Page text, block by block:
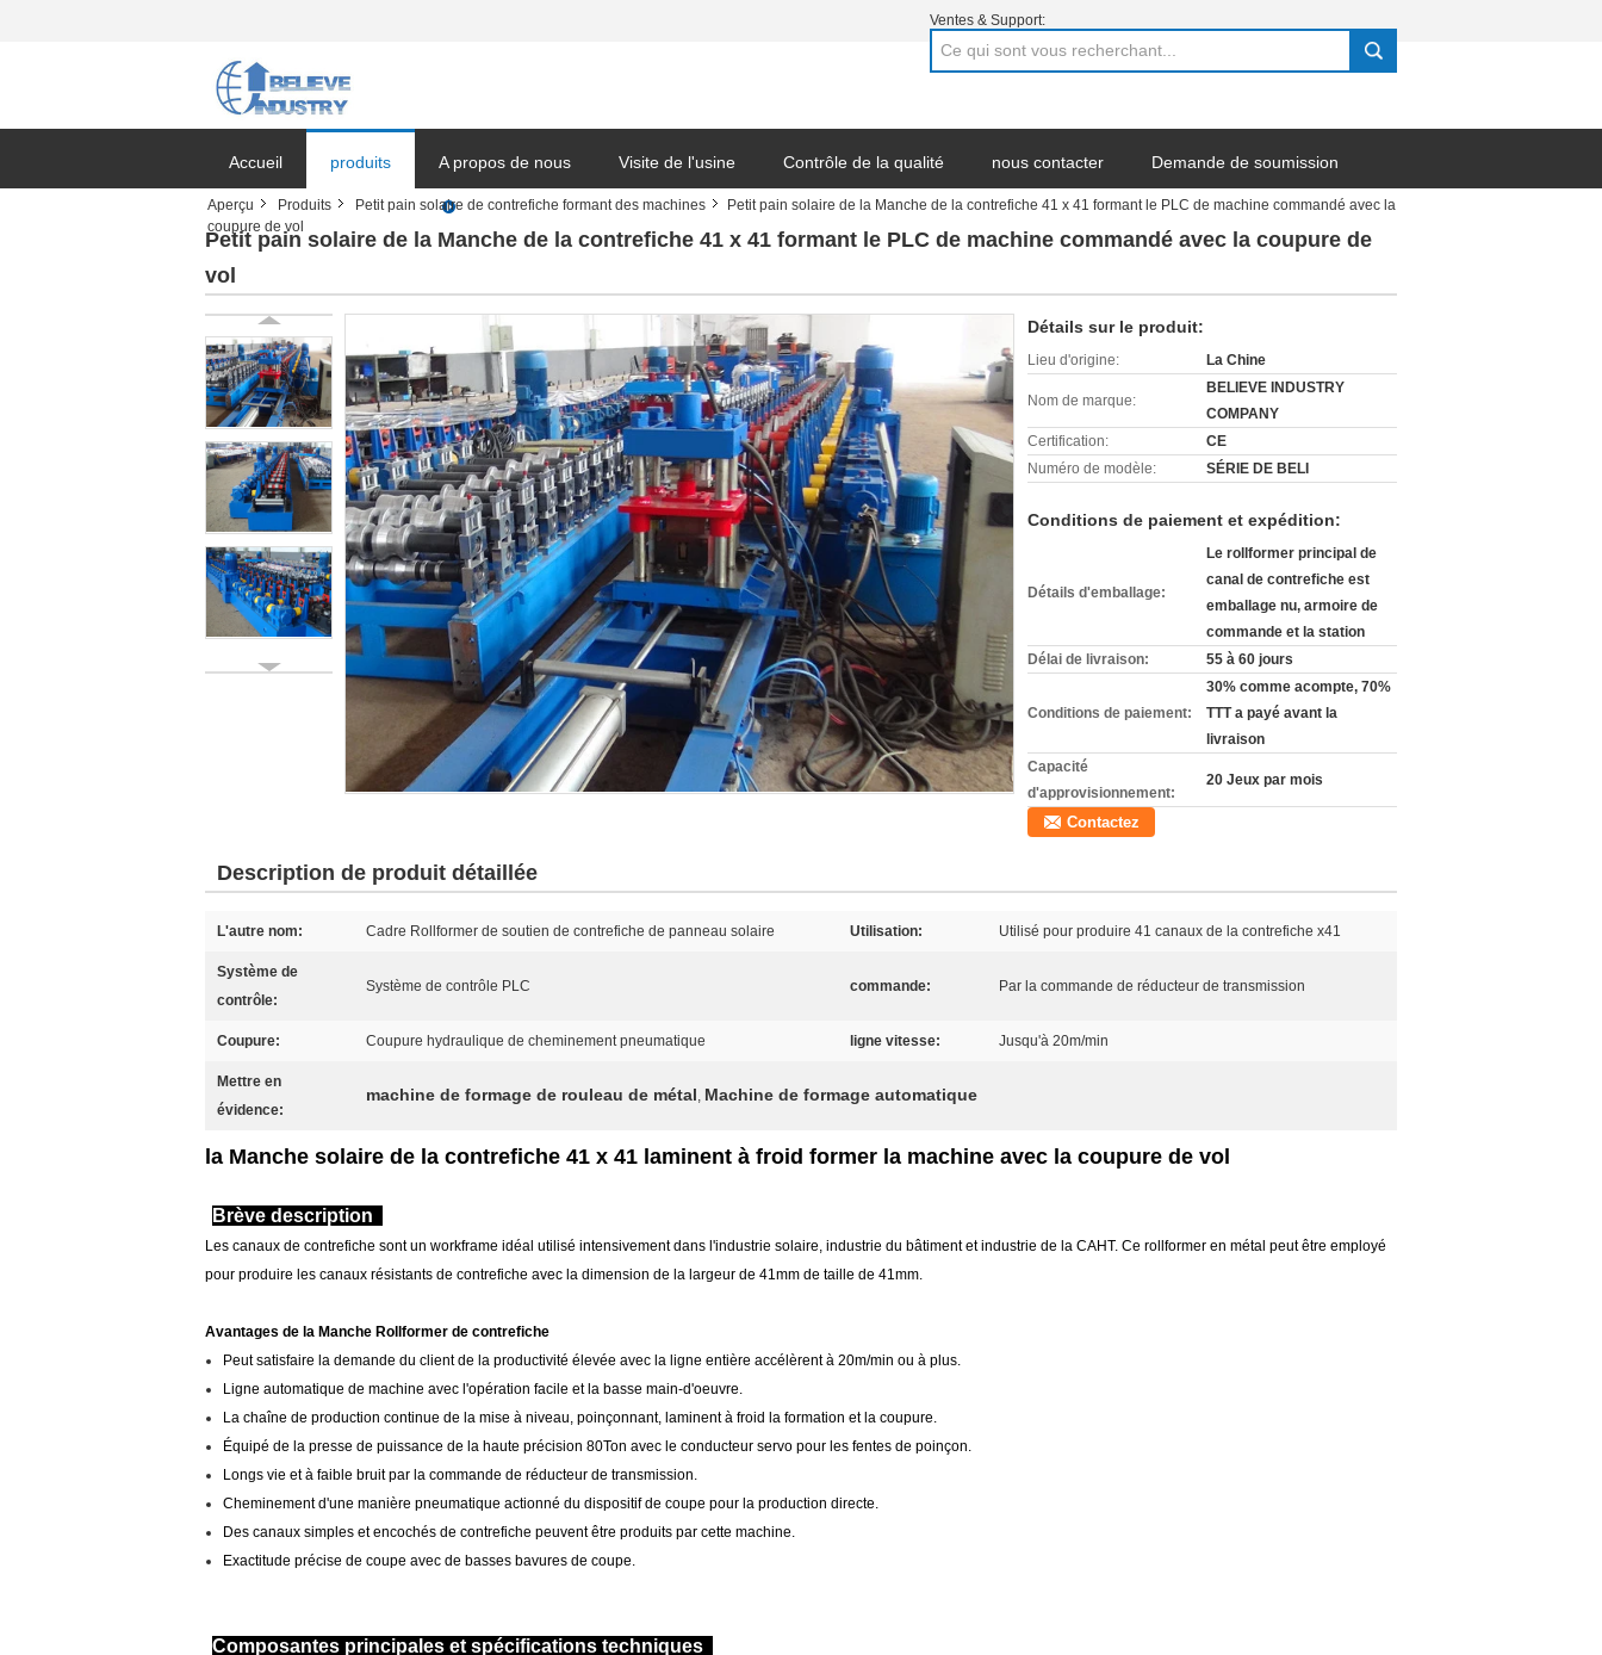
Ventes & Support:
search
Accueil produits A propos de nous Visite de l'usine Contrôle de la qualité nous contacter Demande de soumission
Nouvelles de société
Aperçu Produits Petit pain solaire de contrefiche formant des machines
Petit pain solaire de la Manche de la contrefiche 41 x 41 formant le PLC de machine commandé avec la
coupure de vol
Petit pain solaire de la Manche de la contrefiche 41 x 41 formant le PLC de machine commandé avec la coupure de
vol
Détails sur le produit:
Lieu d'origine: La Chine
Nom de marque:
BELIEVE INDUSTRY
COMPANY
Certification:
CE
Numéro de modèle:
SÉRIE DE BELI
Conditions de paiement et expédition:
Détails d'emballage:
Le rollformer principal de
canal de contrefiche est
emballage nu, armoire de
commande et la station
Délai de livraison:
55 à 60 jours
Conditions de paiement:
30% comme acompte, 70%
TTT a payé avant la
livraison
Capacité
d'approvisionnement:
20 Jeux par mois
Contactez
Description de produit détaillée
L'autre nom: Cadre Rollformer de soutien de contrefiche de panneau solaire Utilisation: Utilisé pour produire 41 canaux de la contrefiche x41
Système de
contrôle:
Système de contrôle PLC commande: Par la commande de réducteur de transmission
Coupure: Coupure hydraulique de cheminement pneumatique ligne vitesse: Jusqu'à 20m/min
Mettre en
évidence:
machine de formage de rouleau de métal, Machine de formage automatique
la Manche solaire de la contrefiche 41 x 41 laminent à froid former la machine avec la coupure de vol
Brève description
Les canaux de contrefiche sont un workframe idéal utilisé intensivement dans l'industrie solaire, industrie du bâtiment et industrie de la CAHT. Ce rollformer en métal peut être employé
pour produire les canaux résistants de contrefiche avec la dimension de la largeur de 41mm de taille de 41mm.
Avantages de la Manche Rollformer de contrefiche
Peut satisfaire la demande du client de la productivité élevée avec la ligne entière accélèrent à 20m/min ou à plus.
Ligne automatique de machine avec l'opération facile et la basse main-d'oeuvre.
La chaîne de production continue de la mise à niveau, poinçonnant, laminent à froid la formation et la coupure.
Équipé de la presse de puissance de la haute précision 80Ton avec le conducteur servo pour les fentes de poinçon.
Longs vie et à faible bruit par la commande de réducteur de transmission.
Cheminement d'une manière pneumatique actionné du dispositif de coupe pour la production directe.
Des canaux simples et encochés de contrefiche peuvent être produits par cette machine.
Exactitude précise de coupe avec de basses bavures de coupe.
Composantes principales et spécifications techniques